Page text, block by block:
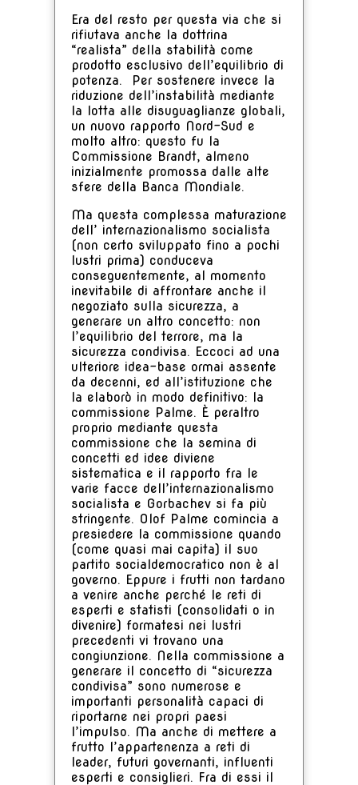
Era del resto per questa via che si
rifiutava anche la dottrina
“realista” della stabilità come
prodotto esclusivo dell’equilibrio di
potenza. Per sostenere invece la
riduzione dell’instabilità mediante
la lotta alle disuguaglianze globali,
un nuovo rapporto Nord-Sud e
molto altro: questo fu la
Commissione Brandt, almeno
inizialmente promossa dalle alte
sfere della Banca Mondiale.
Ma questa complessa maturazione
dell’ internazionalismo socialista
(non certo sviluppato fino a pochi
lustri prima) conduceva
conseguentemente, al momento
inevitabile di affrontare anche il
negoziato sulla sicurezza, a
generare un altro concetto: non
l’equilibrio del terrore, ma la
sicurezza condivisa. Eccoci ad una
ulteriore idea-base ormai assente
da decenni, ed all’istituzione che
la elaborò in modo definitivo: la
commissione Palme. È peraltro
proprio mediante questa
commissione che la semina di
concetti ed idee diviene
sistematica e il rapporto fra le
varie facce dell’internazionalismo
socialista e Gorbachev si fa più
stringente. Olof Palme comincia a
presiedere la commissione quando
(come quasi mai capita) il suo
partito socialdemocratico non è al
governo. Eppure i frutti non tardano
a venire anche perché le reti di
esperti e statisti (consolidati o in
divenire) formatesi nei lustri
precedenti vi trovano una
congiunzione. Nella commissione a
generare il concetto di “sicurezza
condivisa” sono numerose e
importanti personalità capaci di
riportarne nei propri paesi
l’impulso. Ma anche di mettere a
frutto l’appartenenza a reti di
leader, futuri governanti, influenti
esperti e consiglieri. Fra di essi il